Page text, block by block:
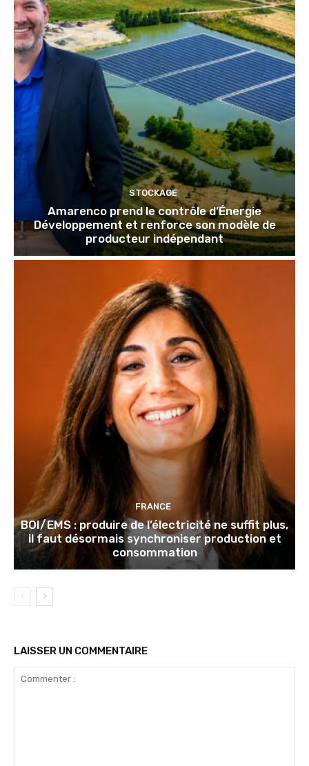
STOCKAGE
Amarenco prend le contrôle d’Énergie
Développement et renforce son modèle de
producteur indépendant
FRANCE
BOI/EMS : produire de l’électricité ne suffit plus,
il faut désormais synchroniser production et
consommation
LAISSER UN COMMENTAIRE